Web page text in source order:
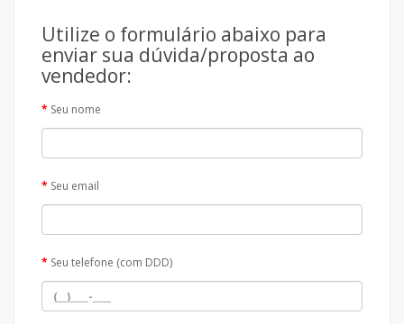
Utilize o formulário abaixo para
enviar sua dúvida/proposta ao
vendedor:
Seu nome
Seu email
Seu telefone (com DDD)